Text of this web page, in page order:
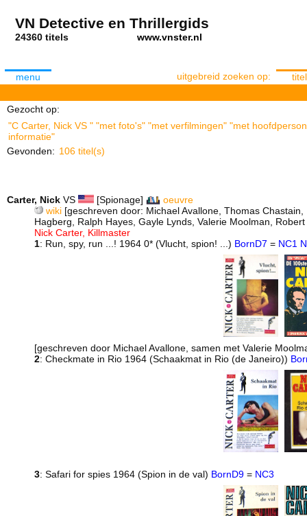
VN Detective en Thrillergids
24360 titels www.vnster.nl
menu uitgebreid zoeken op: titel
Gezocht op:
"C Carter, Nick VS " "met foto's" "met verfilmingen" "met
informatie"
Gevonden: 106 titel(s)
Carter, Nick VS [Spionage]
oeuvre
wiki[geschreven door: Michael Avallone, Thomas
Hagberg, Ralph Hayes, Gayle Lynds, Valerie Moolman,
Nick Carter, Killmaster
1: Run, spy, run ...! 1964 0* (Vlucht, spion! ...) BornD7 = NC1
[geschreven door Michael Avallone, samen met Valerie
2: Checkmate in Rio 1964 (Schaakmat in Rio (de Janeiro))
3: Safari for spies 1964 (Spion in de val) BornD9 = NC3